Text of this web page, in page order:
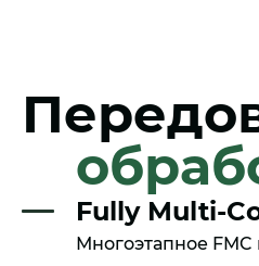
Fully Multi-
Многоэтапное